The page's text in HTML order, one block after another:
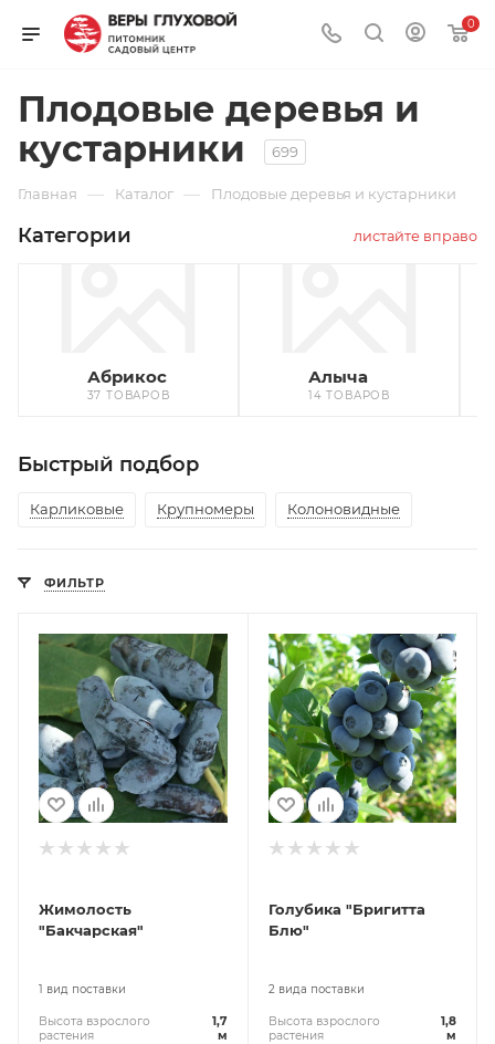
0
Плодовые деревья и
кустарники
699
Главная — Каталог — Плодовые деревья и кустарники
Категории листайте вправо
Абрикос
37 ТОВАРОВ
Алыча
14 ТОВАРОВ
Быстрый подбор
Карликовые Крупномеры Колоновидные
ФИЛЬТР
Жимолость
"Бакчарская"
1 вид поставки
Высота взрослого
растения
1,7
м
Голубика "Бригитта
Блю"
2 вида поставки
Высота взрослого
растения
1,8
м